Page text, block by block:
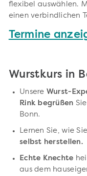
flexibel auswählen.
einen verbindlichen
Termine
Wurstkurs in
Unsere Wurst-
Rink begrüßen
Bonn.
Lernen Sie, wie Sie
selbst herstellen.
Echte Knechte
aus dem